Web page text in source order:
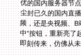
即刻传来，仿佛从